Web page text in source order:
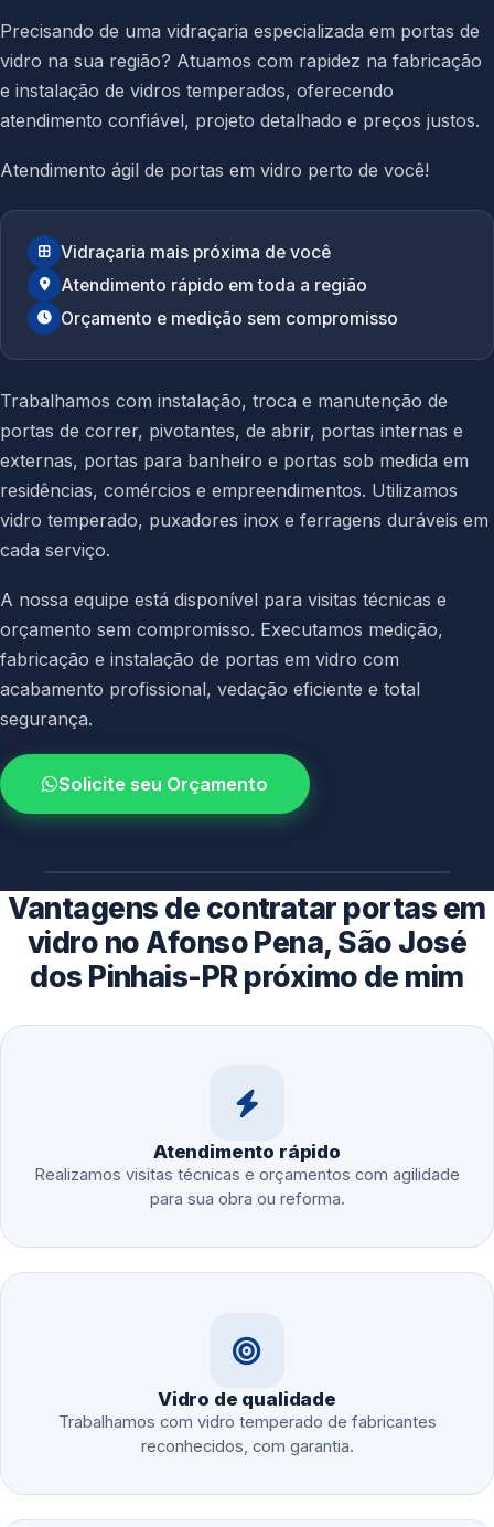
Precisando de uma vidraçaria especializada em portas de
vidro na sua região? Atuamos com rapidez na fabricação
e instalação de vidros temperados, oferecendo
atendimento confiável, projeto detalhado e preços justos.
Atendimento ágil de portas em vidro perto de você!
Vidraçaria mais próxima de você
Atendimento rápido em toda a região
Orçamento e medição sem compromisso
Trabalhamos com instalação, troca e manutenção de
portas de correr, pivotantes, de abrir, portas internas e
externas, portas para banheiro e portas sob medida em
residências, comércios e empreendimentos. Utilizamos
vidro temperado, puxadores inox e ferragens duráveis em
cada serviço.
A nossa equipe está disponível para visitas técnicas e
orçamento sem compromisso. Executamos medição,
fabricação e instalação de portas em vidro com
acabamento profissional, vedação eficiente e total
segurança.
Solicite seu Orçamento
4.9 / 5.0
avaliacao dos clientes
Vantagens de contratar portas em
vidro no Afonso Pena, São José
dos Pinhais-PR próximo de mim
Atendimento rápido
Realizamos visitas técnicas e orçamentos com agilidade
para sua obra ou reforma.
Vidro de qualidade
Trabalhamos com vidro temperado de fabricantes
reconhecidos, com garantia.